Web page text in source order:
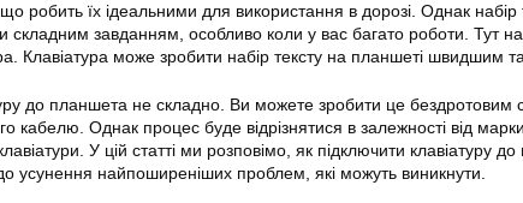
що робить їх ідеальними для використання в дорозі. Однак набір
складним завданням, особливо коли у вас багато роботи. Тут
Клавіатура може зробити набір тексту на планшеті швидшим
до планшета не складно. Ви можете зробити це бездротовим
кабелю. Однак процес буде відрізнятися в залежності від
У цій статті ми розповімо, як підключити клавіатуру
усунення найпоширеніших проблем, які можуть виникнути.